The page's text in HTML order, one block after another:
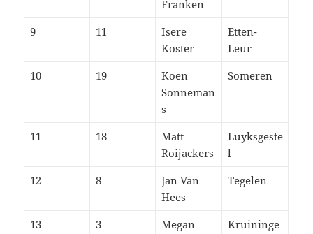
Franken
9 11
Isere
Koster
Etten-
Leur
10
19
Koen
Sonneman
s
Someren
11 18
Matt
Roijackers
Luyksgeste
l
12
8
Jan Van
Hees
Tegelen
13 3
Megan
Kruininge